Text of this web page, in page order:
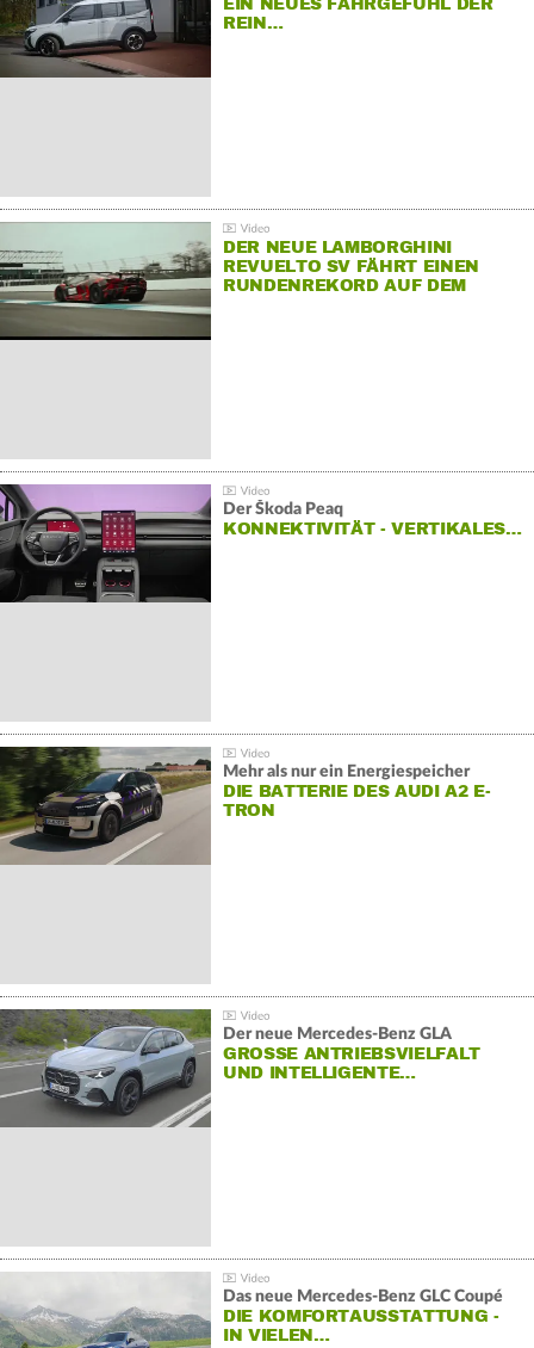
EIN NEUES FAHRGEFÜHL DER
REIN…
DER NEUE LAMBORGHINI
REVUELTO SV FÄHRT EINEN
RUNDENREKORD AUF DEM
Der Škoda Peaq
KONNEKTIVITÄT - VERTIKALES…
Mehr als nur ein Energiespeicher
DIE BATTERIE DES AUDI A2 E-
TRON
Der neue Mercedes-Benz GLA
GROSSE ANTRIEBSVIELFALT U
ND INTELLIGENTE…
Das neue Mercedes-Benz GLC Coupé
DIE KOMFORTAUSSTATTUNG -
IN VIELEN…